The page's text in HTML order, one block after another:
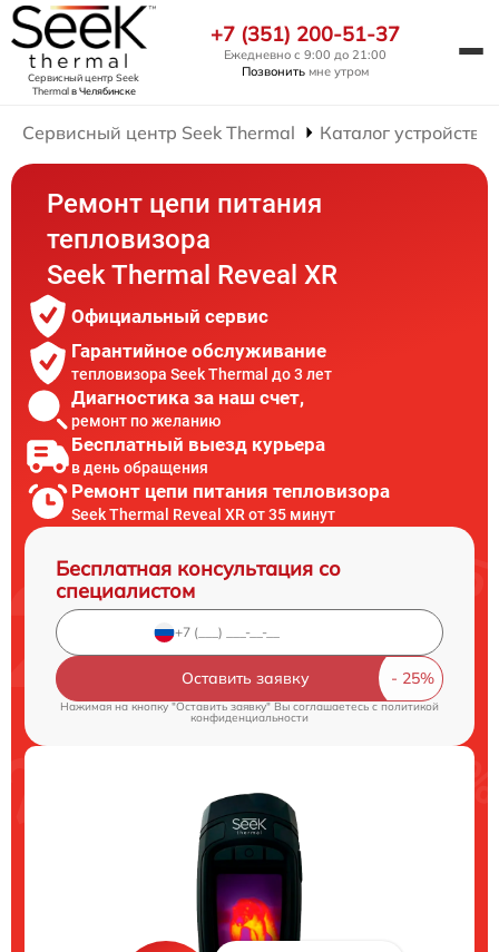
Сервисный центр Seek
Thermalв Челябинске
+7 (351) 200-51-37
Ежедневно с 9:00 до 21:00
Позвонить мне утром
Сервисный центр Seek Thermal Каталог устройств
Ремонт цепи питания
тепловизора
Seek Thermal Reveal XR
Официальный сервис
Гарантийное обслуживание
тепловизора Seek Thermal до 3 лет
Диагностика за наш счет,
ремонт по желанию
Бесплатный выезд курьера
в день обращения
Ремонт цепи питания тепловизора
Seek Thermal Reveal XR от 35 минут
Бесплатная консультация со
специалистом
Оставить заявку
Нажимая на кнопку "Оставить заявку" Вы соглашаетесь cполитикой
конфиденциальности